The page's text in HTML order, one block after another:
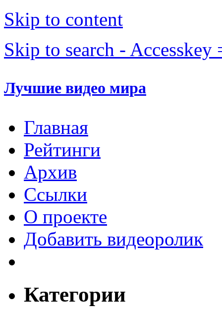
Skip to content
Skip to search - Accesskey
Лучшие видео мира
Главная
Рейтинги
Архив
Ссылки
О проекте
Добавить видеоролик
Категории